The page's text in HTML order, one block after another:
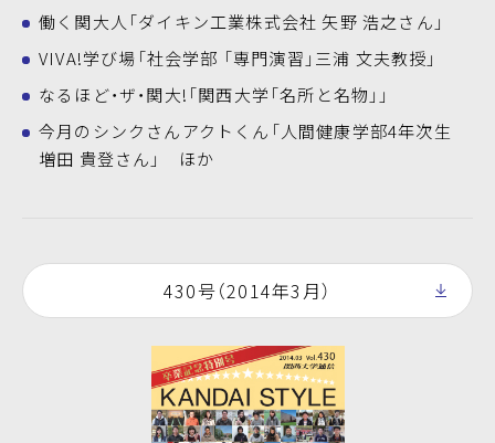
働く関大人「ダイキン工業株式会社 矢野 浩之さん」
VIVA!学び場「社会学部 「専門演習」三浦 文夫教授」
なるほど・ザ・関大!「関西大学「名所と名物」」
今月のシンクさんアクトくん「人間健康学部4年次生
増田 貴登さん」 ほか
430号（2014年3月）